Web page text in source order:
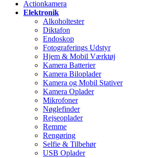
Actionkamera
Elektronik
Alkoholtester
Diktafon
Endoskop
Fotograferings Udstyr
Hjem & Mobil Værktøj
Kamera Batterier
Kamera Biloplader
Kamera og Mobil Stativer
Kamera Oplader
Mikrofoner
Nøglefinder
Rejseoplader
Remme
Rengøring
Selfie & Tilbehør
USB Oplader